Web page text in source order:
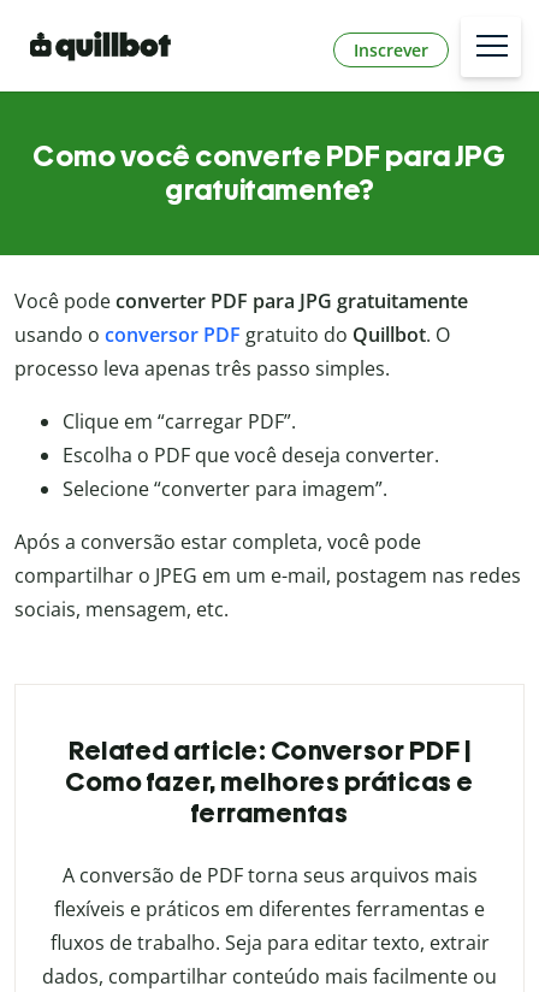
Inscrever
Como você converte PDF para JPG
gratuitamente?
Você podeconverter PDF para JPG gratuitamente
usando o conversor PDF gratuito do Quillbot. O
processo leva apenas três passo simples.
Clique em “carregar PDF”.
Escolha o PDF que você deseja converter.
Selecione “converter para imagem”.
Após a conversão estar completa, você pode
compartilhar o JPEG em um e-mail, postagem nas redes
sociais, mensagem, etc.
Related article: Conversor PDF |
Como fazer, melhores práticas e
ferramentas
A conversão de PDF torna seus arquivos mais
flexíveis e práticos em diferentes ferramentas e
fluxos de trabalho. Seja para editar texto, extrair
dados, compartilhar conteúdo mais facilmente ou